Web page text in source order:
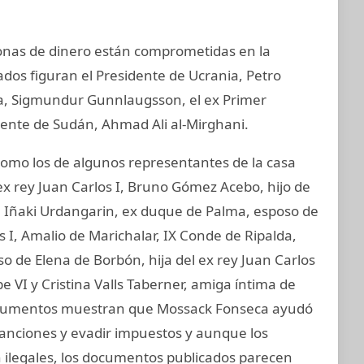
de dinero están comprometidas en la
figuran el Presidente de Ucrania, Petro
Sigmundur Gunnlaugsson, el ex Primer
de Sudán, Ahmad Ali al-Mirghani.
los de algunos representantes de la casa
rey Juan Carlos I, Bruno Gómez Acebo, hijo de
Urdangarin, ex duque de Palma, esposo de
Amalio de Marichalar, IX Conde de Ripalda,
de Elena de Borbón, hija del ex rey Juan Carlos
VI y Cristina Valls Taberner, amiga íntima de
muestran que Mossack Fonseca ayudó
y evadir impuestos y aunque los
los documentos publicados parecen